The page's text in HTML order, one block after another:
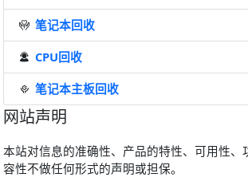
笔记本回收
CPU回收
笔记本主板回收
网站声明
本站对信息的准确性、产品的特性、可用性、
容性不做任何形式的声明或担保。